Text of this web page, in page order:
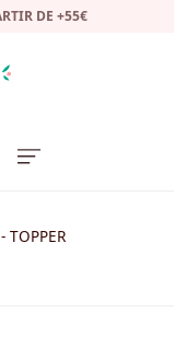
DE +55€
- TOPPER